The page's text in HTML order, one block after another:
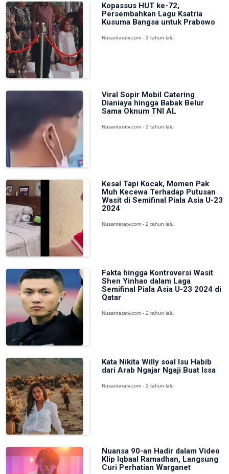
Kopassus HUT ke-72,
Persembahkan Lagu Ksatria
Kusuma Bangsa untuk Prabowo
Nusantaratv.com - 2 tahun lalu
Viral Sopir Mobil Catering
Dianiaya hingga Babak Belur
Sama Oknum TNI AL
Nusantaratv.com - 2 tahun lalu
Kesal Tapi Kocak, Momen Pak
Muh Kecewa Terhadap Putusan
Wasit di Semifinal Piala Asia U-23
2024
Nusantaratv.com - 2 tahun lalu
Fakta hingga Kontroversi Wasit
Shen Yinhao dalam Laga
Semifinal Piala Asia U-23 2024 di
Qatar
Nusantaratv.com - 2 tahun lalu
Kata Nikita Willy soal Isu Habib
dari Arab Ngajar Ngaji Buat Issa
Nusantaratv.com - 2 tahun lalu
Nuansa 90-an Hadir dalam Video
Klip Iqbaal Ramadhan, Langsung
Curi Perhatian Warganet